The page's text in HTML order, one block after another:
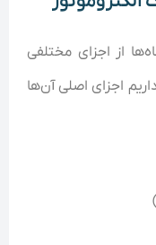
از اجزای مختلفی
اجزای اصلی آن‌ها